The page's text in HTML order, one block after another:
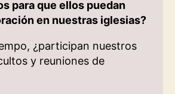
para que ellos puedan
en nuestras iglesias?
¿participan nuestros
y reuniones de